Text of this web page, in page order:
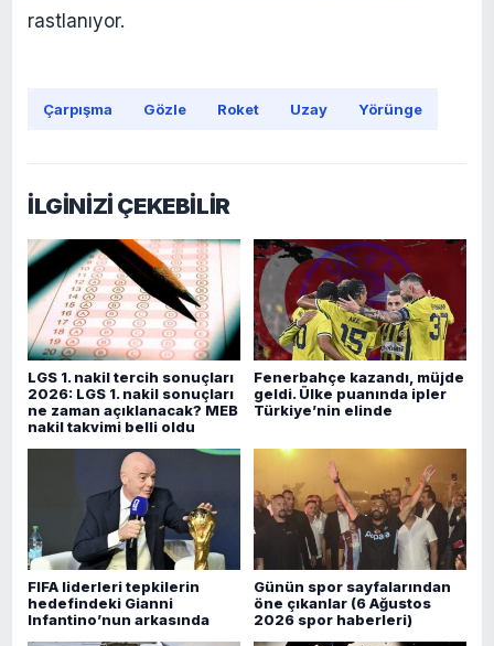
rastlanıyor.
Çarpışma Gözle Roket Uzay Yörünge
İLGİNİZİ ÇEKEBİLİR
LGS 1. nakil tercih sonuçları
2026: LGS 1. nakil sonuçları
ne zaman açıklanacak? MEB
nakil takvimi belli oldu
Fenerbahçe kazandı, müjde
geldi. Ülke puanında ipler
Türkiye’nin elinde
FIFA liderleri tepkilerin
hedefindeki Gianni
Infantino’nun arkasında
Günün spor sayfalarından
öne çıkanlar (6 Ağustos
2026 spor haberleri)